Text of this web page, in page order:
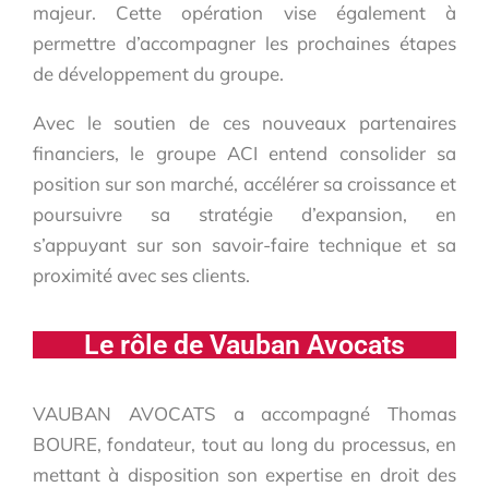
majeur. Cette opération vise également à
permettre d’accompagner les prochaines étapes
de développement du groupe.
Avec le soutien de ces nouveaux partenaires
financiers, le groupe ACI entend consolider sa
position sur son marché, accélérer sa croissance et
poursuivre sa stratégie d’expansion, en
s’appuyant sur son savoir-faire technique et sa
proximité avec ses clients.
Le rôle de Vauban Avocats
VAUBAN AVOCATS a accompagné Thomas
BOURE, fondateur, tout au long du processus, en
mettant à disposition son expertise en droit des